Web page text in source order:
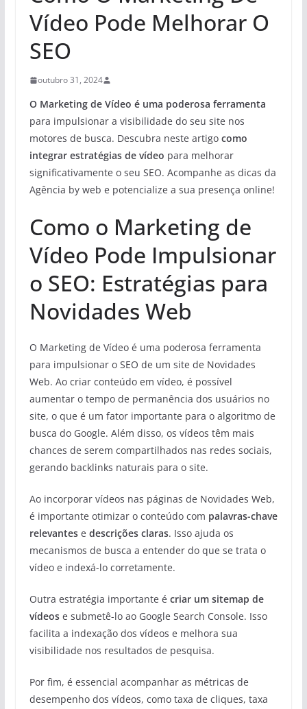
Vídeo Pode Melhorar O
SEO
outubro 31, 2024
O Marketing de Vídeo é uma poderosa ferramenta
para impulsionar a visibilidade do seu site nos
motores de busca. Descubra neste artigo como
integrar estratégias de vídeo para melhorar
significativamente o seu SEO. Acompanhe as dicas da
Agência by web e potencialize a sua presença online!
Como o Marketing de
Vídeo Pode Impulsionar
o SEO: Estratégias para
Novidades Web
O Marketing de Vídeo é uma poderosa ferramenta
para impulsionar o SEO de um site de Novidades
Web. Ao criar conteúdo em vídeo, é possível
aumentar o tempo de permanência dos usuários no
site, o que é um fator importante para o algoritmo de
busca do Google. Além disso, os vídeos têm mais
chances de serem compartilhados nas redes sociais,
gerando backlinks naturais para o site.
Ao incorporar vídeos nas páginas de Novidades Web,
é importante otimizar o conteúdo com palavras-chave
relevantese descrições claras. Isso ajuda os
mecanismos de busca a entender do que se trata o
vídeo e indexá-lo corretamente.
Outra estratégia importante é criar um sitemap de
vídeose submetê-lo ao Google Search Console. Isso
facilita a indexação dos vídeos e melhora sua
visibilidade nos resultados de pesquisa.
Por fim, é essencial acompanhar as métricas de
desempenho dos vídeos, como taxa de cliques, taxa